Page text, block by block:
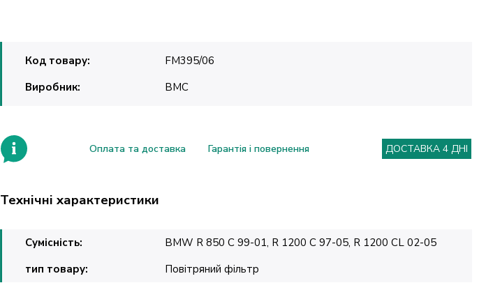
Код товару:
FM395/06
Виробник:
BMC
Оплата та доставка Гарантія і повернення ДОСТАВКА 4 ДНІ
Технічні характеристики
Сумісність:
BMW R 850 C 99-01, R 1200 C 97-05, R 1200 CL 02-05
тип товару:
Повітряний фільтр